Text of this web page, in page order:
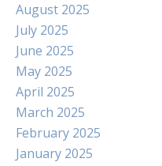
August 2025
July 2025
June 2025
May 2025
April 2025
March 2025
February 2025
January 2025